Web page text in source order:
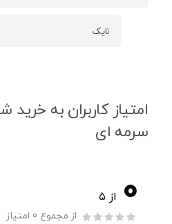
نایک
امتیاز کاربران به خرید
سرمه ای
0 از ۵
از مجموع 0 امتیاز